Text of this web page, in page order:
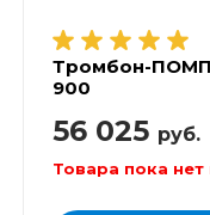
Тромбон-
900
56 025 руб.
Товара пока нет